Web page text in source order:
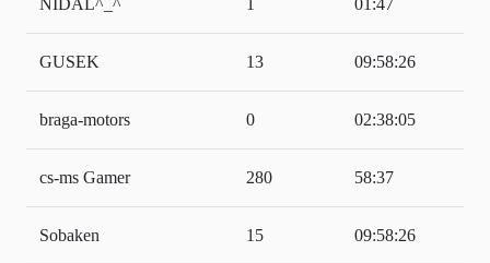
NIDAL^_^ 1 01:47
GUSEK 13 09:58:26
braga-motors 0 02:38:05
cs-ms Gamer 280 58:37
Sobaken 15 09:58:26